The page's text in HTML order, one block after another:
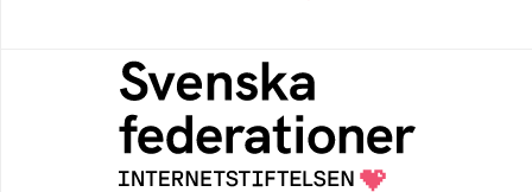
Svenska federationer
Grunden för medlemskap i en sektors- eller
kontextspecifik federation